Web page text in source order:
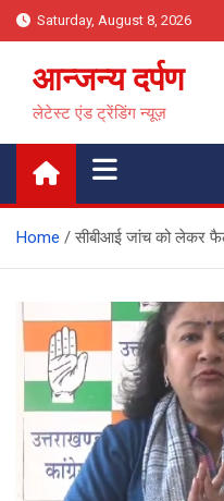
Skip
to
content
Saturday, August 8, 2026
आन्जन्य दर्पण
लेटेस्ट एंड ट्रेंडिंग न्यूज़
Home सीबीआई जांच को लेकर